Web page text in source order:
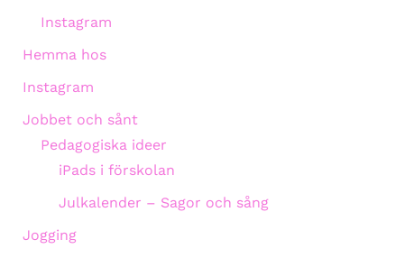
Instagram
Hemma hos
Instagram
Jobbet och sånt
Pedagogiska ideer
iPads i förskolan
Julkalender – Sagor och sång
Jogging